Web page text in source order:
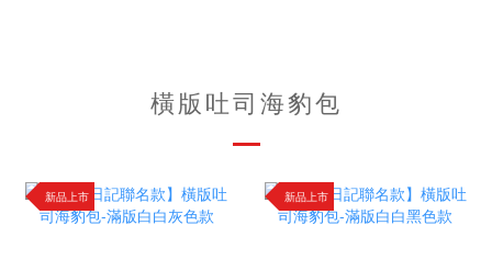
橫版吐司海豹包
新品上市 新品上市